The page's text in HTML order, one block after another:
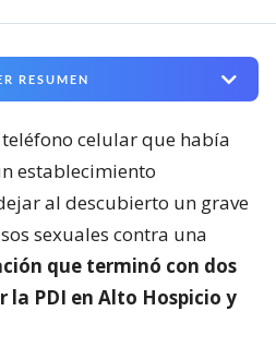
RESUMEN
celular que había
establecimiento
al descubierto un grave
sexuales contra una
que terminó con dos
la PDI en Alto Hospicio y